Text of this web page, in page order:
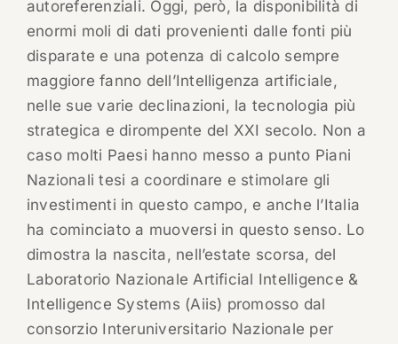
autoreferenziali. Oggi, però, la disponibilità di
enormi moli di dati provenienti dalle fonti più
disparate e una potenza di calcolo sempre
maggiore fanno dell’Intelligenza artificiale,
nelle sue varie declinazioni, la tecnologia più
strategica e dirompente del XXI secolo. Non a
caso molti Paesi hanno messo a punto Piani
Nazionali tesi a coordinare e stimolare gli
investimenti in questo campo, e anche l’Italia
ha cominciato a muoversi in questo senso. Lo
dimostra la nascita, nell’estate scorsa, del
Laboratorio Nazionale Artificial Intelligence &
Intelligence Systems (Aiis) promosso dal
consorzio Interuniversitario Nazionale per